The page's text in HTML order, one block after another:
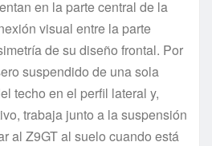
en la parte central de la
visual entre la parte
de su diseño frontal. Por
suspendido de una sola
techo en el perfil lateral y,
trabaja junto a la suspensión
al Z9GT al suelo cuando está